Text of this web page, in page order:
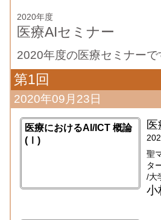
2020年度
医療AIセミナー
2020年度の医療セミナーで
第1回
2020年09月23日
医療におけるAI/ICT 概論
(Ⅰ)
聖
タ
/大
小